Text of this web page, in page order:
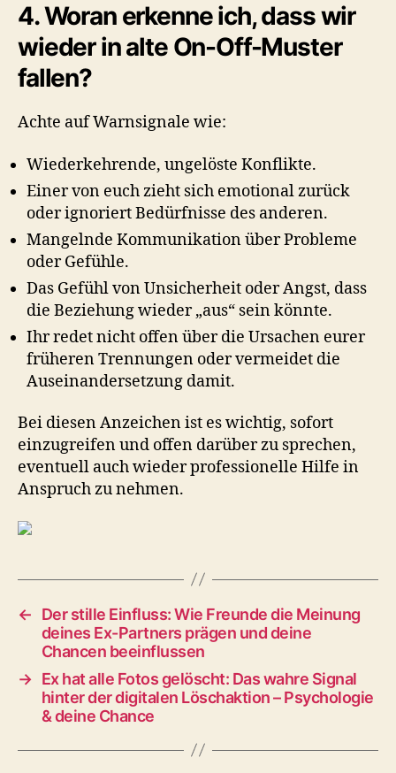
4. Woran erkenne ich, dass wir
wieder in alte On-Off-Muster
fallen?
Achte auf Warnsignale wie:
Wiederkehrende, ungelöste Konflikte.
Einer von euch zieht sich emotional zurück
oder ignoriert Bedürfnisse des anderen.
Mangelnde Kommunikation über Probleme
oder Gefühle.
Das Gefühl von Unsicherheit oder Angst, dass
die Beziehung wieder „aus“ sein könnte.
Ihr redet nicht offen über die Ursachen eurer
früheren Trennungen oder vermeidet die
Auseinandersetzung damit.
Bei diesen Anzeichen ist es wichtig, sofort
einzugreifen und offen darüber zu sprechen,
eventuell auch wieder professionelle Hilfe in
Anspruch zu nehmen.
←
Der stille Einfluss: Wie Freunde die Meinung
deines Ex-Partners prägen und deine
Chancen beeinflussen
→ Ex hat alle Fotos gelöscht: Das wahre Signal
hinter der digitalen Löschaktion – Psychologie
& deine Chance